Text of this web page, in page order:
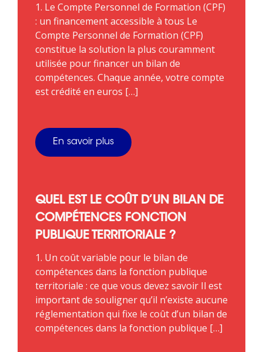
1. Le Compte Personnel de Formation (CPF)
: un financement accessible à tous Le
Compte Personnel de Formation (CPF)
constitue la solution la plus couramment
utilisée pour financer un bilan de
compétences. Chaque année, votre compte
est crédité en euros […]
En savoir plus
QUEL EST LE COÛT D’UN BILAN DE
COMPÉTENCES FONCTION
PUBLIQUE TERRITORIALE ?
1. Un coût variable pour le bilan de
compétences dans la fonction publique
territoriale : ce que vous devez savoir Il est
important de souligner qu’il n’existe aucune
réglementation qui fixe le coût d’un bilan de
compétences dans la fonction publique […]